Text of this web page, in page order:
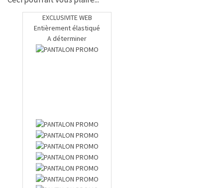
EXCLUSIVITE WEB
Entièrement élastiqué
A déterminer